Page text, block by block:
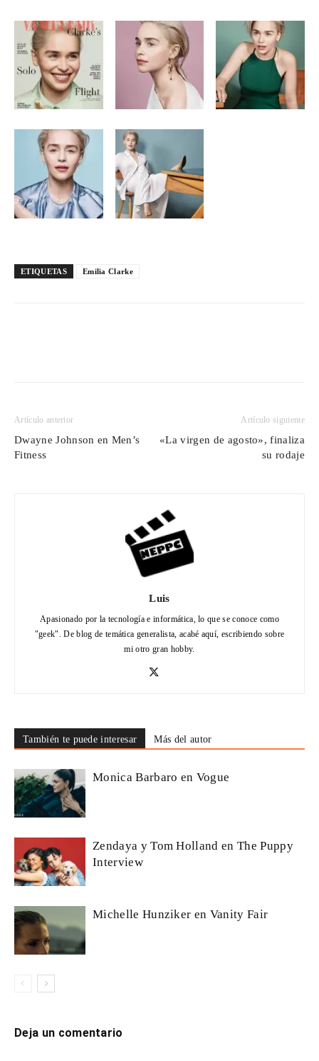
ETIQUETAS Emilia Clarke
Artículo anterior
Dwayne Johnson en Men’s
Fitness
Artículo siguiente
«La virgen de agosto», finaliza
su rodaje
Luis
Apasionado por la tecnología e informática, lo que se conoce como
"geek". De blog de temática generalista, acabé aquí, escribiendo sobre
mi otro gran hobby.
También te puede interesar Más del autor
Monica Barbaro en Vogue
Zendaya y Tom Holland en The Puppy
Interview
Michelle Hunziker en Vanity Fair
Deja un comentario